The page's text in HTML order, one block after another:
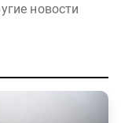
новости